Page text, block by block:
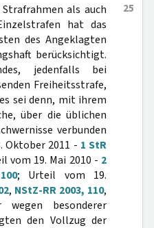
25
als auch
hat das
des Angeklagten
berücksichtigt.
jedenfalls bei
Freiheitsstrafe,
sei denn, mit ihrem
über die üblichen
verbunden
Oktober 2011 - 1 StR
vom 19. Mai 2010 - 2
; Urteil vom 19.
, NStZ-RR 2003, 110,
besonderer
den Vollzug der